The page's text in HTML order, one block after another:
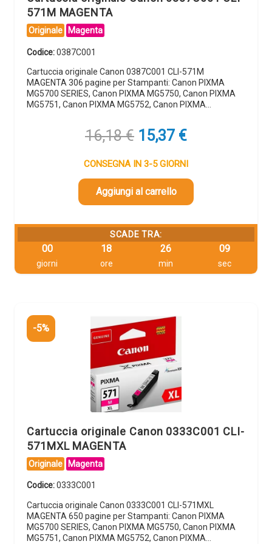
571M MAGENTA
Originale Magenta
Codice:0387C001
Cartuccia originale Canon 0387C001 CLI-571M
MAGENTA 306 pagine per Stampanti: Canon PIXMA
MG5700 SERIES, Canon PIXMA MG5750, Canon PIXMA
MG5751, Canon PIXMA MG5752, Canon PIXMA…
16,18€ Il
originale
era:
16,18 €.
15,37 €Il
attuale
è:
CONSEGNA IN 3-5 GIORNI
Aggiungi al carrello
SCADE TRA:
00
giorni
18
ore
26
min
08
sec
-5%
Cartuccia originale Canon 0333C001 CLI-
571MXL MAGENTA
Originale Magenta
Codice:0333C001
Cartuccia originale Canon 0333C001 CLI-571MXL
MAGENTA 650 pagine per Stampanti: Canon PIXMA
MG5700 SERIES, Canon PIXMA MG5750, Canon PIXMA
MG5751, Canon PIXMA MG5752, Canon PIXMA…